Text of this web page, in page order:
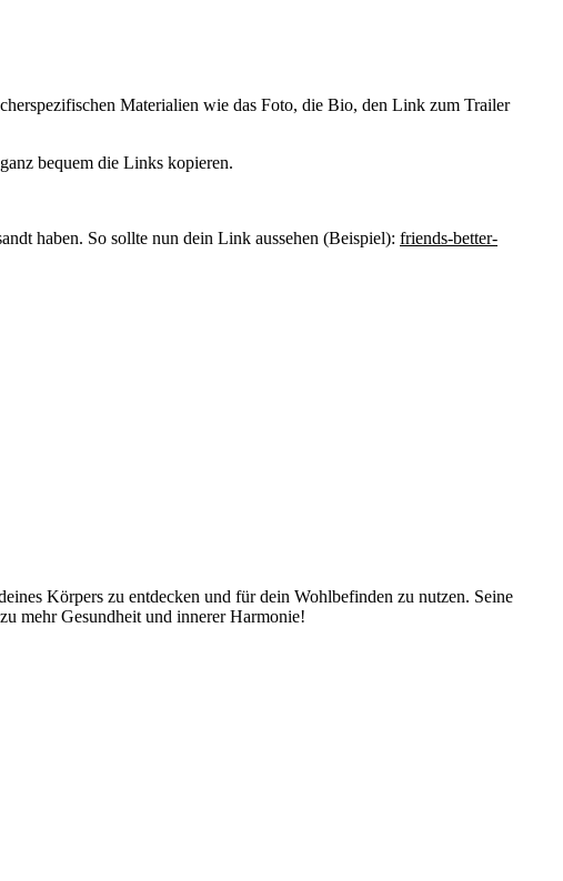
Materialien wie das Foto, die Bio, den Link zum Trailer
bequem die Links kopieren.
haben. So sollte nun dein Link aussehen (Beispiel): friends-better-
Körpers zu entdecken und für dein Wohlbefinden zu nutzen. Seine
mehr Gesundheit und innerer Harmonie!